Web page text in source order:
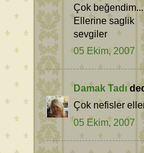
Çok
Ellerine saglik
sevgiler
05 Ekim, 2007
Damak Tadı
Çok nefisler
05 Ekim, 2007